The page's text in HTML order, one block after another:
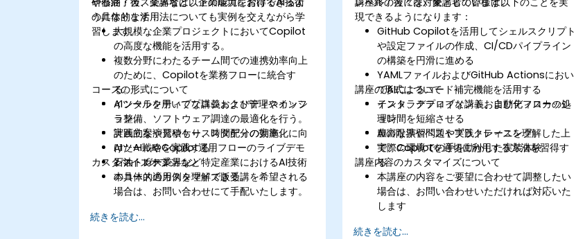
の具体的な活用法についても実例を交えながら学
習します。
うになります：
大規模な企業プロジェクトにおいてCopilot
の高度な機能を活用する。
複数分野にわたるチーム間での連携効率向上
のために、Copilotを業務フローに統合す
る。
AIツールを用いてプロジェクト管理やインフ
ラ整備、ソフトウェア調達の最適化を行う。
計画立案や見積もり、時間配分の効率化に向
けたAI戦略を実践する。
石油・ガス業界など特定産業におけるAI技術
の具体的適用例を理解できる。
コースの形式について
インタラクティブな講義およびディスカッシ
ョン。
実践的な演習やケーススタディの実施。
AIツールやCopilot運用フローのライブデモ
ンストレーション。
カスタマイズオプション
本コースのカスタマイズ版受講を希望される
場合は、お問い合わせにて手配いたします。
続きを読む...
現できるようになります：
GitHub Copilotを活用してシェルスクリプト
や設定ファイルの作成、CI/CDパイプライン
の構築を円滑に進める
YAMLファイルおよびGitHub Actionsにおい
てAIによるコード補完機能を活用する
テスト、デプロイメント、自動化フローの処
理時間を短縮させる
AIの限界やベストプラクティスを理解した上
で、Copilotを適切に利用する方法を習得す
る
講座の形式について
インタラクティブな講義およびディスカッシ
ョン
豊富な演習問題や実践トレーニング
実際の環境での手を動かした実装体験
講座内容のカスタマイズについて
本講座の内容をご要望に合わせて調整したい
場合は、お問い合わせいただければ対応いた
します
続きを読む...